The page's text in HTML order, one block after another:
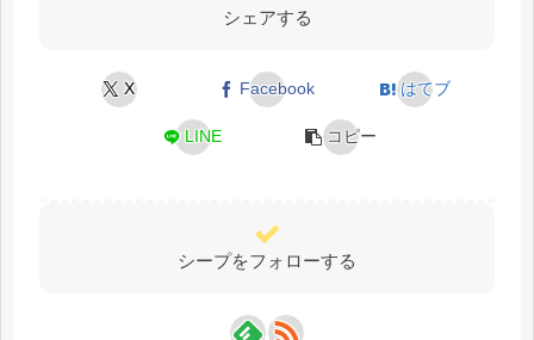
シェアする
X Facebook はてブ
LINE コピー
シープをフォローする